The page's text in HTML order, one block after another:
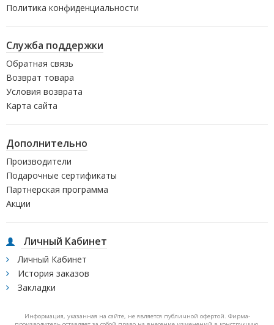
Политика конфиденциальности
Служба поддержки
Обратная связь
Возврат товара
Условия возврата
Карта сайта
Дополнительно
Производители
Подарочные сертификаты
Партнерская программа
Акции
Личный Кабинет
Личный Кабинет
История заказов
Закладки
Информация, указанная на сайте, не является публичной офертой. Фирма-